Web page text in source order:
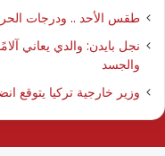
طقس الأحد .. ودرجات
نجل بايدن: والدي يعاني
والجسد
وزير خارجية تركيا يتوقع